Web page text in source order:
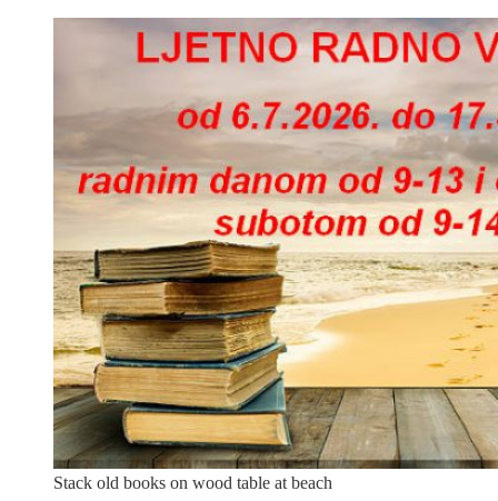
Stack old books on wood table at beach